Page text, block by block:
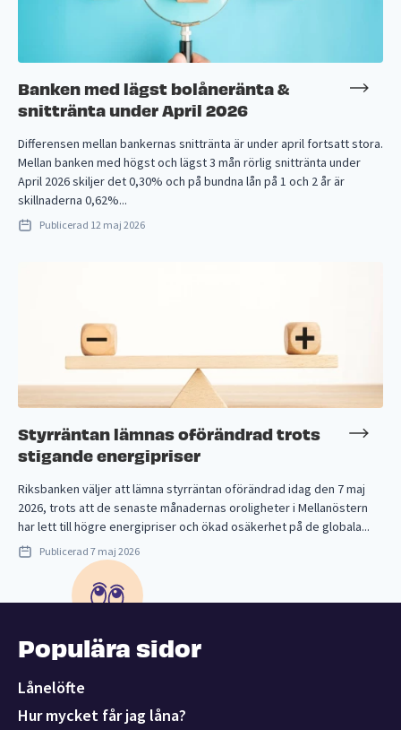
Banken med lägst bolåneränta &
snittränta under April 2026
Differensen mellan bankernas snittränta är under april fortsatt stora.
Mellan banken med högst och lägst 3 mån rörlig snittränta under
April 2026 skiljer det 0,30% och på bundna lån på 1 och 2 år är
skillnaderna 0,62%...
Publicerad 12 maj 2026
Styrräntan lämnas oförändrad trots
stigande energipriser
Riksbanken väljer att lämna styrräntan oförändrad idag den 7 maj
2026, trots att de senaste månadernas oroligheter i Mellanöstern
har lett till högre energipriser och ökad osäkerhet på de globala...
Publicerad 7 maj 2026
Populära sidor
Lånelöfte
Hur mycket får jag låna?